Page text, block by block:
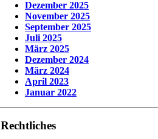
Dezember 2025
November 2025
September 2025
Juli 2025
März 2025
Dezember 2024
März 2024
April 2023
Januar 2022
Rechtliches